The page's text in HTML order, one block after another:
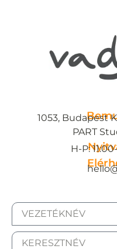
1053, Budapest
PART
H-P: